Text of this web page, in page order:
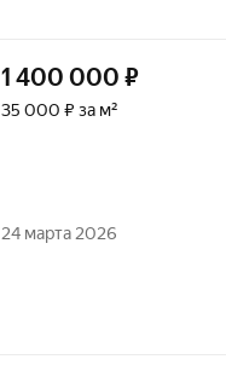
1 400 000 ₽
35 000 ₽ за м²
24 марта 2026